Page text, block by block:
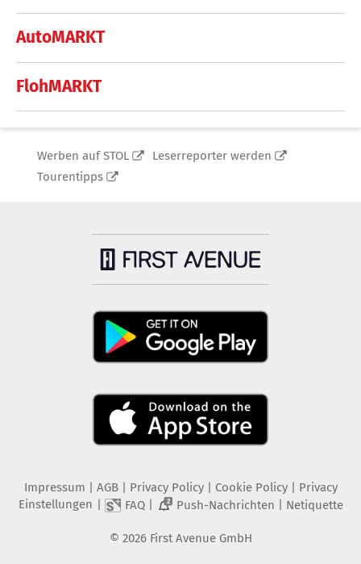
AutoMARKT
FlohMARKT
Werben auf STOL
Leserreporter werden
Tourentipps
Impressum AGB Privacy Policy| Cookie Policy| Privacy
Einstellungen
FAQ| 2 Push-Nachrichten Netiquette
© 2026 First Avenue GmbH